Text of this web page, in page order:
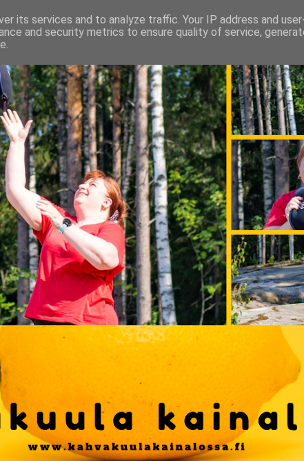
its services and to analyze traffic. Your IP address and
and security metrics to ensure quality of service,